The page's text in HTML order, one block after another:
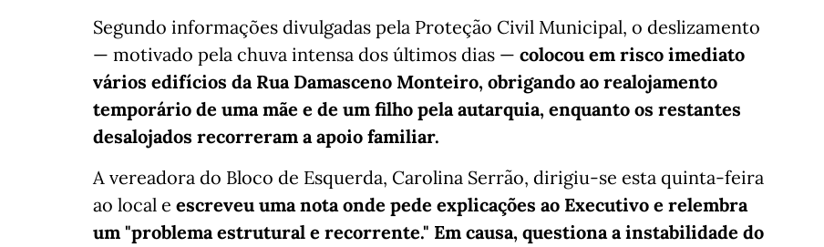
Segundo informações divulgadas pela Proteção Civil Municipal, o deslizamento
— motivado pela chuva intensa dos últimos dias — colocou em risco imediato
vários edifícios da Rua Damasceno Monteiro, obrigando ao realojamento
temporário de uma mãe e de um filho pela autarquia, enquanto os restantes
desalojados recorreram a apoio familiar.
A vereadora do Bloco de Esquerda, Carolina Serrão, dirigiu-se esta quinta-feira
ao local e escreveu uma nota onde pede explicações ao Executivo e relembra
um "problema estrutural e recorrente." Em causa, questiona a instabilidade do